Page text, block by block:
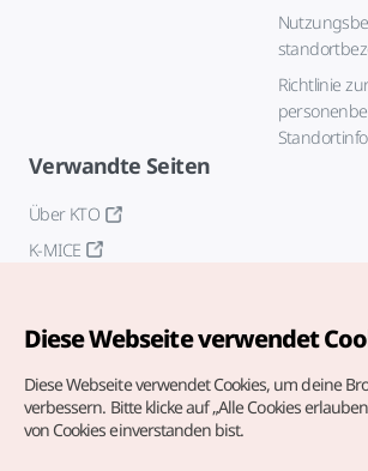
Richtlinie
Verwandte Seiten
Über KTO
K-MICE
Diese Webseite verwendet
Diese Webseite verwendet Cookies, um deine
verbessern. Bitte klicke auf „Alle Cookies
von Cookies einverstanden bist.